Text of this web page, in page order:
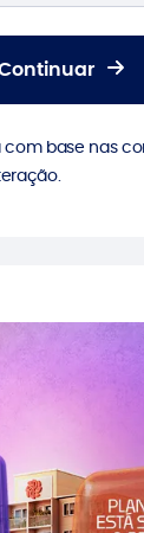
com base nas